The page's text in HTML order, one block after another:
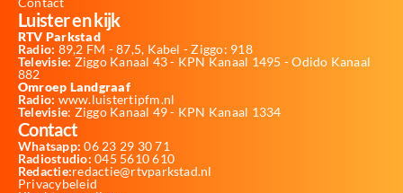
Luister en kijk
RTV Parkstad
Radio: 89,2 FM - 87,5, Kabel - Ziggo: 918
Televisie: Ziggo Kanaal 43 - KPN Kanaal 1495 - Odido Kanaal
882
Omroep Landgraaf
Radio: www.luistertipfm.nl
Televisie: Ziggo Kanaal 49 - KPN Kanaal 1334
Contact
Whatsapp: 06 23 29 30 71
Radiostudio: 045 5610 610
Redactie:redactie@rtvparkstad.nl
Privacybeleid